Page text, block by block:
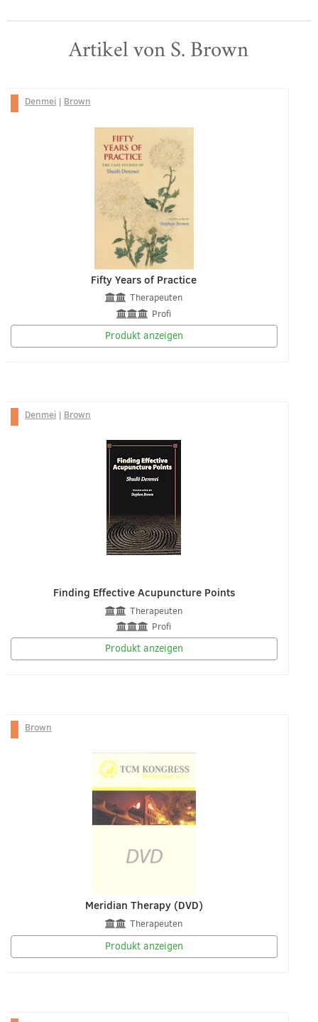
Artikel von S. Brown
Denmei| Brown
Fifty Years of Practice
Therapeuten
Profi
Produkt anzeigen
Denmei| Brown
Finding Effective Acupuncture Points
Therapeuten
Profi
Produkt anzeigen
Brown
Meridian Therapy (DVD)
Therapeuten
Produkt anzeigen